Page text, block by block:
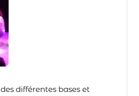
des différentes bases et